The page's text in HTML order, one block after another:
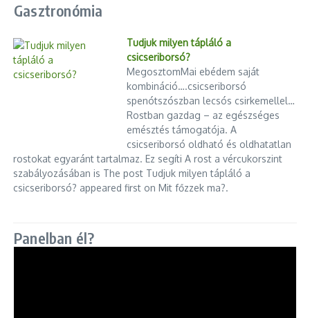
Gasztronómia
Tudjuk milyen tápláló a
csicseriborsó?
MegosztomMai ebédem saját
kombináció….csicseriborsó
spenótszószban lecsós csirkemellel…
Rostban gazdag – az egészséges
emésztés támogatója. A
csicseriborsó oldható és oldhatatlan
rostokat egyaránt tartalmaz. Ez segíti A rost a vércukorszint
szabályozásában is The post Tudjuk milyen tápláló a
csicseriborsó? appeared first on Mit főzzek ma?.
Panelban él?